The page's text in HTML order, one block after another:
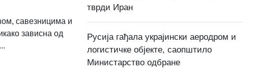
савезницима и
зависна од
тврди Иран
Русија гађала украјински аеродром и
логистичке објекте, саопштило
Министарство одбране